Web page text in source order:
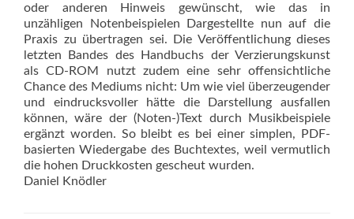
oder anderen Hinweis gewünscht, wie das in
unzähligen Notenbeispielen Dargestellte nun auf die
Praxis zu übertragen sei. Die Veröffentlichung dieses
letzten Bandes des Handbuchs der Verzierungskunst
als CD-ROM nutzt zudem eine sehr offensichtliche
Chance des Mediums nicht: Um wie viel überzeugender
und eindrucksvoller hätte die Darstellung ausfallen
können, wäre der (Noten-)Text durch Musikbeispiele
ergänzt worden. So bleibt es bei einer simplen, PDF-
basierten Wiedergabe des Buchtextes, weil vermutlich
die hohen Druckkosten gescheut wurden.
Daniel Knödler